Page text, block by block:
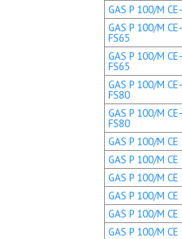
GAS P 100/M
GAS P 100/M
FS65
GAS P 100/M
FS65
GAS P 100/M
FS80
GAS P 100/M
FS80
GAS P 100/M
GAS P 100/M
GAS P 100/M
GAS P 100/M
GAS P 100/M CE
GAS P 100/M